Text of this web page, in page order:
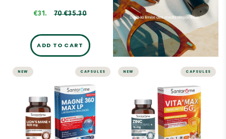
€31. 70 €35.30
ADD TO CART
NEW CAPSULES
Pack Mémoire et
Concentration -
Lion's Mane +
Magnésium
A complementary duo
NEW CAPSULES
Pack immunité -
Zinc + Reishi +
Shiitaké
A complementary duo
Immunité, Antioxydant